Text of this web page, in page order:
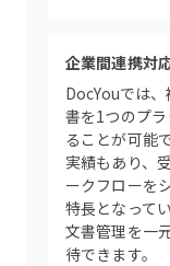
企業間連携対
DocYouでは
書を1つのプ
ることが可能
実績もあり、
ークフローを
特長となって
文書管理を一
待できます。